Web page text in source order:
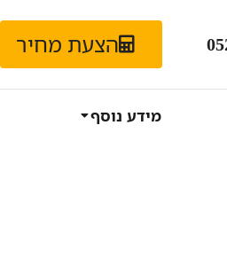
הצעת מחיר
מידע נוסף